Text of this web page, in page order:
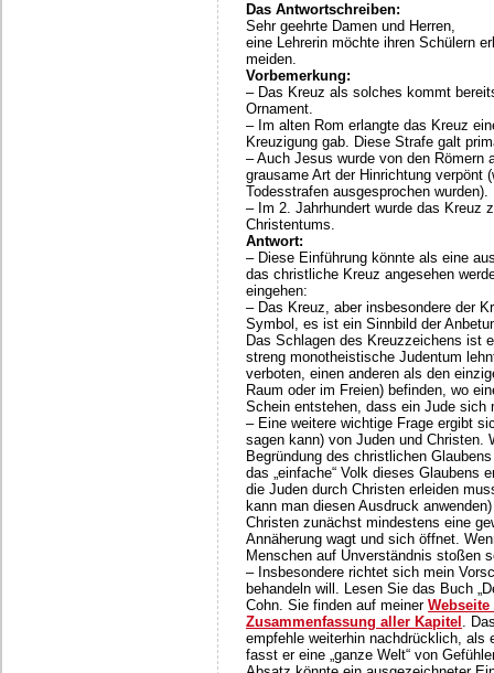
Das Antwortschreiben:
Sehr geehrte Damen und Herren,
eine Lehrerin möchte ihren Schülern
meiden.
Vorbemerkung:
– Das Kreuz als solches kommt
Ornament.
– Im alten Rom erlangte das Kreuz
Kreuzigung gab. Diese Strafe galt
– Auch Jesus wurde von den
grausame Art der Hinrichtung verpönt
Todesstrafen ausgesprochen wurden).
– Im 2. Jahrhundert wurde das Kreuz
Christentums.
Antwort:
– Diese Einführung könnte als eine
das christliche Kreuz angesehen
eingehen:
– Das Kreuz, aber insbesondere der
Symbol, es ist ein Sinnbild der
Das Schlagen des Kreuzzeichens ist
streng monotheistische Judentum
verboten, einen anderen als den
Raum oder im Freien) befinden, wo
Schein entstehen, dass ein Jude sich
– Eine weitere wichtige Frage ergibt
sagen kann) von Juden und Christen.
Begründung des christlichen
das „einfache“ Volk dieses Glaubens
die Juden durch Christen erleiden
kann man diesen Ausdruck
Christen zunächst mindestens eine
Annäherung wagt und sich öffnet.
Menschen auf Unverständnis stoßen
– Insbesondere richtet sich mein
behandeln will. Lesen Sie das Buch
Cohn. Sie finden auf meiner
Zusammenfassung aller Kapitel .
empfehle weiterhin nachdrücklich,
fasst er eine „ganze Welt“ von